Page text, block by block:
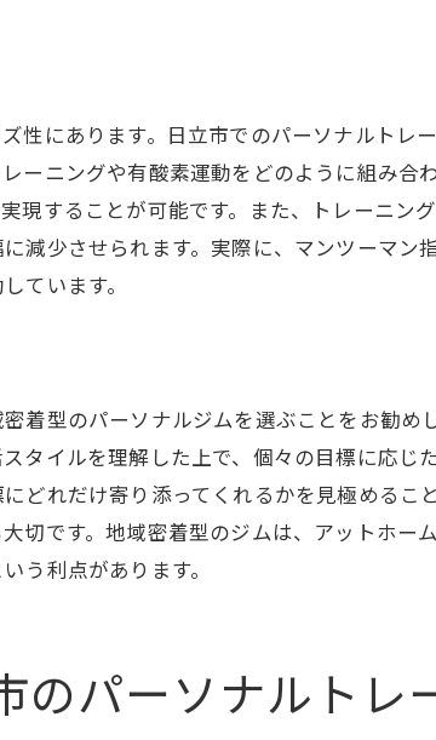
イエット法パーソナルトレーニングの実力とは
のあるダイエット方法を分析
レーニングが支持される理由
レーニングとその証明
プログラム内容
レーニングで得られる長期的な効果
感日立市のパーソナルトレーニングでダイエ
を上げるための戦略
ングの効果とその実際
ーソナルトレーナーの役割
化を実現する秘訣
期集中プログラムの実例
ト事情パーソナルトレーニングで体型改善を
エット事情とトレンド
性にあります。日立市でのパーソナルトレ
ーニングや有酸素運動をどのように組み合
現することが可能です。また、トレーニン
減少させられます。実際に、マンツーマン
ています。
着型のパーソナルジムを選ぶことをお勧め
タイルを理解した上で、個々の目標に応じ
どれだけ寄り添ってくれるかを見極めるこ
切です。地域密着型のジムは、アットホー
う利点があります。
のパーソナルトレ